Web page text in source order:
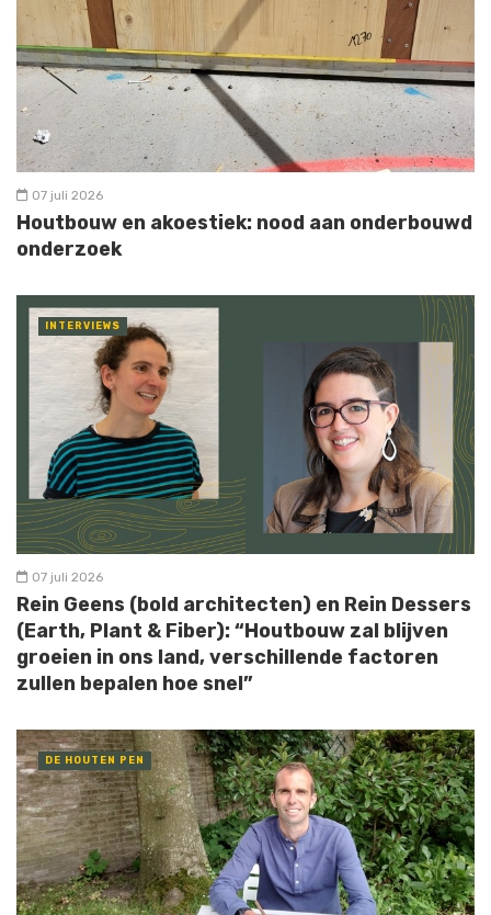
07 juli 2026
Houtbouw en akoestiek: nood aan onderbouwd
onderzoek
INTERVIEWS
07 juli 2026
Rein Geens (bold architecten) en Rein Dessers
(Earth, Plant & Fiber): “Houtbouw zal blijven
groeien in ons land, verschillende factoren
zullen bepalen hoe snel”
DE HOUTEN PEN